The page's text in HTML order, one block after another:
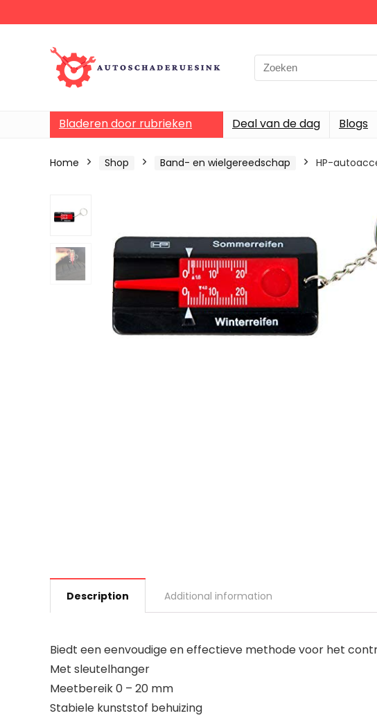
Bladeren door rubrieken Deal van de dag Blogs
Home Shop Band- en wielgereedschap HP-
Description Additional information
Biedt een eenvoudige en effectieve methode voor het
Met sleutelhanger
Meetbereik 0 – 20 mm
Stabiele kunststof behuizing